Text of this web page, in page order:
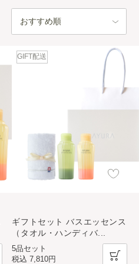
ギフトセット バスエッセンス
（タオル・ハンディバ...
GIFT配送
5品セット
税込7,810円